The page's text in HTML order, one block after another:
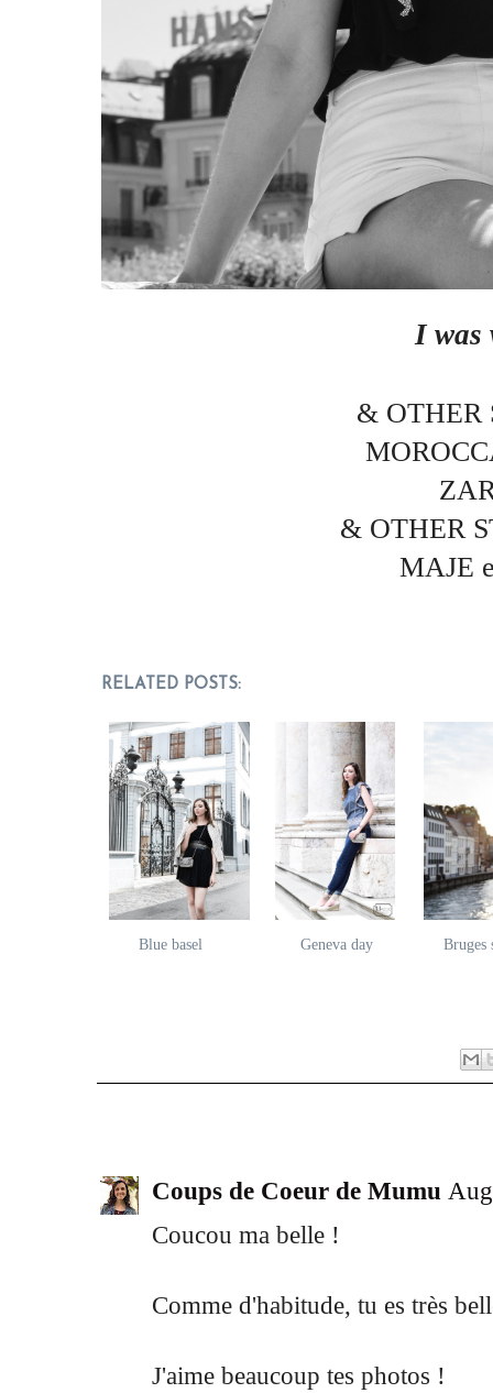
I was
& OTHER
& OTHER
MAJE
RELATED POSTS:
Blue basel Geneva day Bruges
Coups de Coeur de Mumu
Coucou ma belle !
Comme d'habitude, tu es très
J'aime beaucoup tes photos !